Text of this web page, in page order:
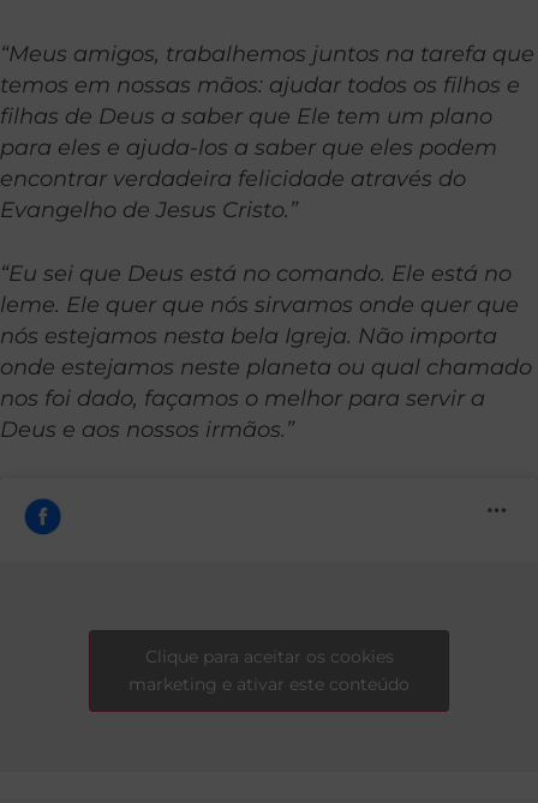
“Meus amigos, trabalhemos juntos na tarefa que
temos em nossas mãos: ajudar todos os filhos e
filhas de Deus a saber que Ele tem um plano
para eles e ajuda-los a saber que eles podem
encontrar verdadeira felicidade através do
Evangelho de Jesus Cristo.”
“Eu sei que Deus está no comando. Ele está no
leme. Ele quer que nós sirvamos onde quer que
nós estejamos nesta bela Igreja. Não importa
onde estejamos neste planeta ou qual chamado
nos foi dado, façamos o melhor para servir a
Deus e aos nossos irmãos.”
Clique para aceitar os cookies
marketing e ativar este conteúdo